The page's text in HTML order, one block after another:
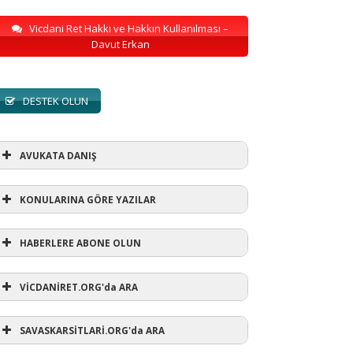
Vicdani Ret Hakkı ve Hakkın Kullanılması –
Davut Erkan
DESTEK OLUN
AVUKATA DANIŞ
AVUKATA DANIŞ
KONULARINA GÖRE YAZILAR
KONULARINA GÖRE YAZILAR
(1)
ihtarı(3)
HABERLERE ABONE OLUN
VİCDANİRET.ORG'da ARA
SAVASKARSİTLARİ.ORG'da ARA